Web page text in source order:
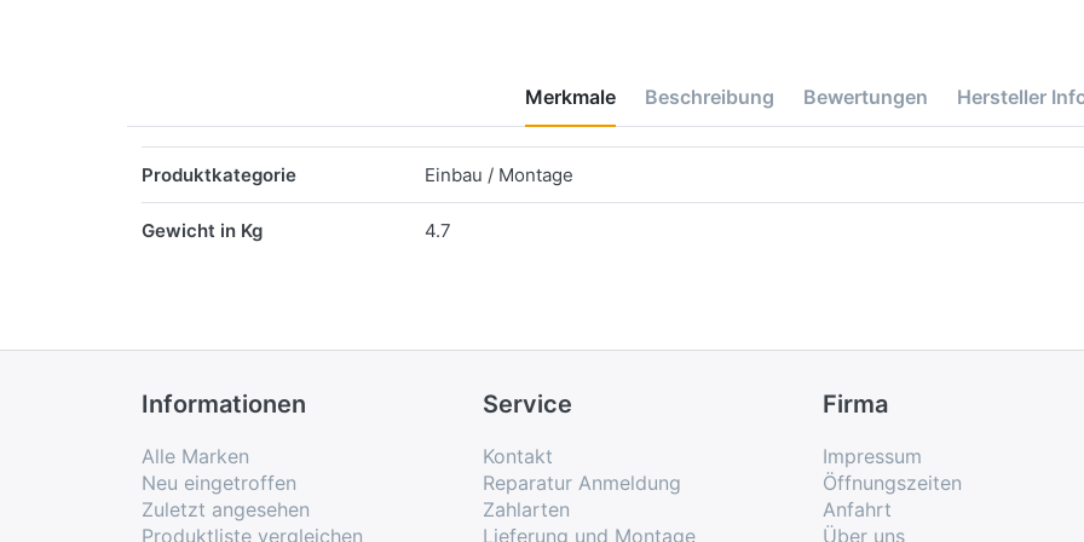
Merkmale Beschreibung Bewertungen Hersteller
Produktkategorie Einbau / Montage
Gewicht in Kg 4.7
Informationen
Alle Marken
Neu eingetroffen
Zuletzt angesehen
Produktliste vergleichen
Service
Kontakt
Reparatur Anmeldung
Zahlarten
Lieferung und Montage
Firma
Impressum
Öffnungszeiten
Anfahrt
Über uns